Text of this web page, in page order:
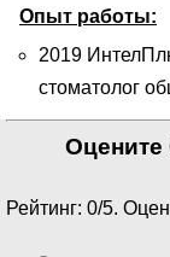
Опыт работы:
2019
стоматолог
Рейтинг: 0/5.